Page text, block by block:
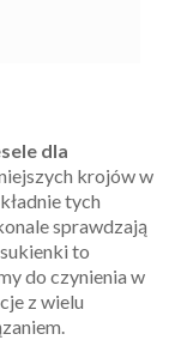
dla
krojów w
tych
sprawdzają
to
do czynienia w
z wielu